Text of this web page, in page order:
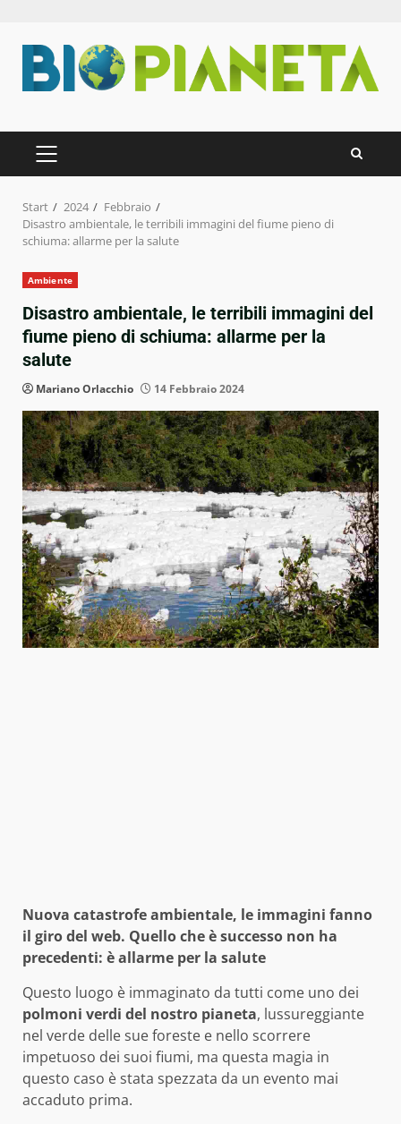
Inhalt
springen
PRIMÄRES
MENÜ
Start 2024
Febbraio
Disastro ambientale, le terribili immagini del fiume pieno di
schiuma: allarme per la salute
Ambiente
Disastro ambientale, le terribili immagini del
fiume pieno di schiuma: allarme per la
salute
Mariano Orlacchio 14 Febbraio 2024
Nuova catastrofe ambientale, le immagini fanno
il giro del web. Quello che è successo non ha
precedenti: è allarme per la salute
Questo luogo è immaginato da tutti come uno dei
polmoni verdi del nostro pianeta, lussureggiante
nel verde delle sue foreste e nello scorrere
impetuoso dei suoi fiumi, ma questa magia in
questo caso è stata spezzata da un evento mai
accaduto prima.